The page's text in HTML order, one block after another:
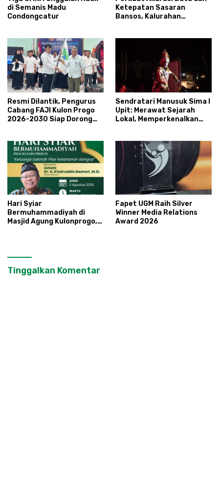
di Semanis Madu
Condongcatur
Ketepatan Sasaran
Bansos, Kalurahan
Resmi Dilantik, Pengurus
Cabang FAJI Kulon Progo
2026-2030 Siap Dorong
Sendratari Manusuk Sima I
Upit: Merawat Sejarah
Lokal, Memperkenalkan
Klaten
Hari Syiar
Bermuhammadiyah di
Masjid Agung Kulonprogo,
Fapet UGM Raih Silver
Winner Media Relations
Award 2026
Tinggalkan Komentar